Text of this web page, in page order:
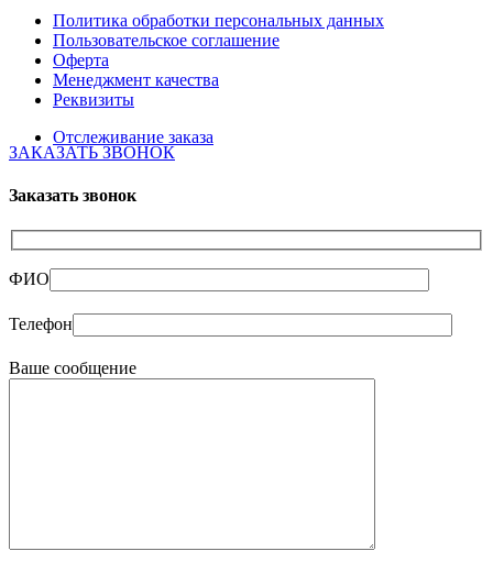
Политика обработки персональных данных
Пользовательское соглашение
Оферта
Менеджмент качества
Реквизиты
Отслеживание заказа
ЗАКАЗАТЬ ЗВОНОК
Заказать звонок
ФИО
Телефон
Ваше сообщение